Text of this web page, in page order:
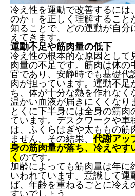
冷え性を運動で改善するには
のか」を正しく理解すること
知ることで、どの運動が自分
えてきます。
運動不足や筋肉量の低下
冷え性の根本的な原因として
肉量の不足です。筋肉は体の
官であり、安静時でも基礎代
肉が担っています。運動不足
ち、体が十分な熱を作れなく
温かい血液が届きにくくなり
とくに下半身には全身の筋肉
ています。デスクワークや車
は、ふくらはぎや太ももの筋
ません。その結果、代謝アッ
身の筋肉量が落ち、冷えやす
く のです。
加齢によっても筋肉量は年に
いわれています。意識して運
ば、年齢を重ねるごとに冷え
すいでしょう。